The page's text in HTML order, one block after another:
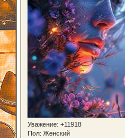
Уважение: +11918
Пол: Женский